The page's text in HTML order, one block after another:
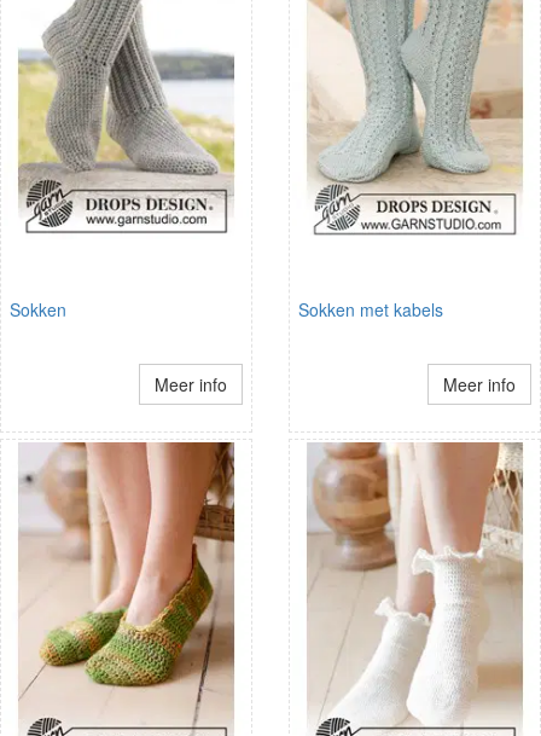
Sokken
Meer info
Sokken met kabels
Meer info